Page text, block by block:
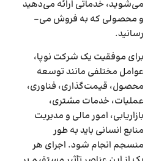
می‌شوید‌، خدماتی ارائه می‌دهید
و محصولی که به فروش می‌­
رسانید.
برای موفقیت یک شرکت نوپا‌،
عوامل مختلفی مانند توسعه
محصول‌، قیمت‌گذاری‌، فناوری‌،
عملیات‌، خدمات مشتری‌،
بازاریابی‌، امور مالی و مدیریت
منابع انسانی باید به طور
منسجم انجام شود. اجرای هر